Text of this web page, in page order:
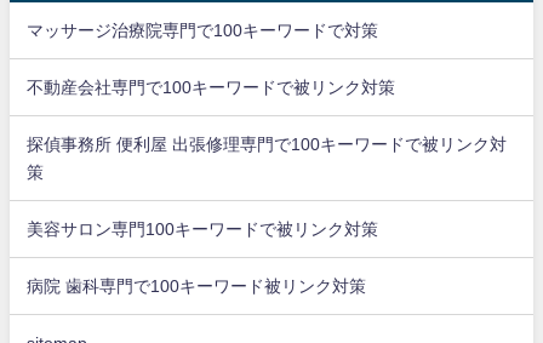
マッサージ治療院専門で100キーワードで対策
不動産会社専門で100キーワードで被リンク対策
探偵事務所 便利屋 出張修理専門で100キーワードで被リンク対
策
美容サロン専門100キーワードで被リンク対策
病院 歯科専門で100キーワード被リンク対策